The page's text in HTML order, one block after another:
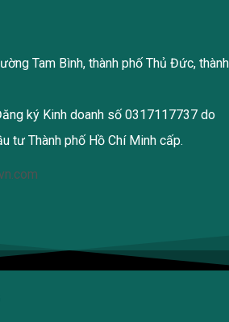
Tam Bình, thành phố Thủ Đức, thành
ký Kinh doanh số 0317117737 do
tư Thành phố Hồ Chí Minh cấp.